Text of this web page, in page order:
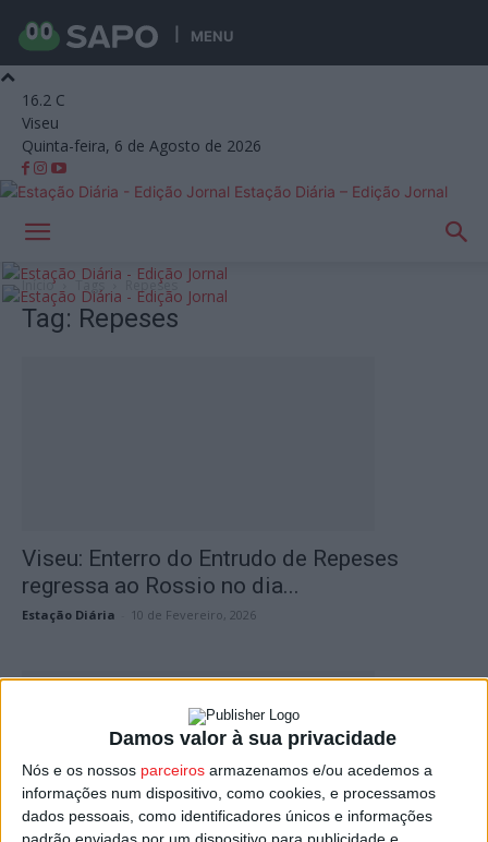
Damos valor à sua privacidade
Nós e os nossos parceiros armazenamos e/ou acedemos a
informações num dispositivo, como cookies, e processamos
dados pessoais, como identificadores únicos e informações
padrão enviadas por um dispositivo para publicidade e
MENU
16.2 C
Viseu
Quinta-feira, 6 de Agosto de 2026
Estação Diária – Edição Jornal
Início Tags Repeses
Tag: Repeses
Viseu: Enterro do Entrudo de Repeses
regressa ao Rossio no dia...
Estação Diária 10 de Fevereiro, 2026